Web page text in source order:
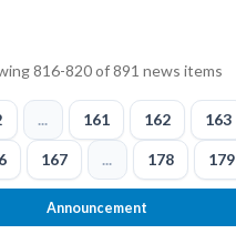
816-820 of 891 news items
... 161 162 163
167 ... 178 179
Announcement